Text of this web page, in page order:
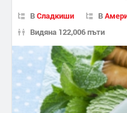
ВСладкиши В
Видяна 122,006 пъти